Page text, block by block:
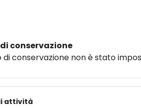
conservazione
di conservazione non è stato
attività